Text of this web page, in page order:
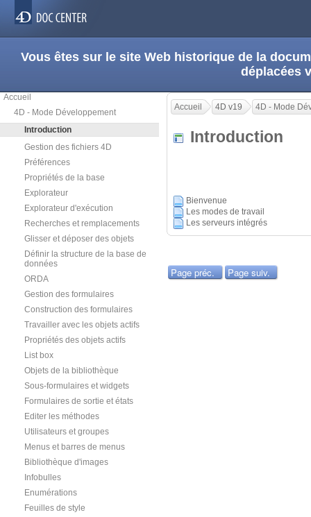
Vous êtes sur le site Web historique de la
déplacées
Accueil
4D - Mode Développement
Introduction
Gestion des fichiers 4D
Préférences
Propriétés de la base
Explorateur
Explorateur d'exécution
Recherches et remplacements
Glisser et déposer des objets
Définir la structure de la base de
données
ORDA
Gestion des formulaires
Construction des formulaires
Travailler avec les objets actifs
Propriétés des objets actifs
List box
Objets de la bibliothèque
Sous-formulaires et widgets
Formulaires de sortie et états
Editer les méthodes
Utilisateurs et groupes
Menus et barres de menus
Bibliothèque d'images
Infobulles
Enumérations
Feuilles de style
Accueil 4D v19 4D - Mode
Introduction
Bienvenue
Les modes de travail
Les serveurs intégrés
Page préc. Page suiv.